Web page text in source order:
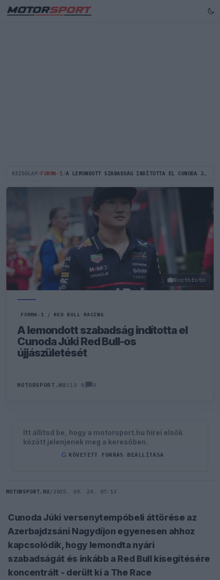
KEZDŐLAP FORMA-1 A LEMONDOTT SZABADSÁG INDÍTOTTA EL CUNODA JÚKI RED BULL-OS ÚJJÁSZÜLETÉSÉT
Northfoto
FORMA-1 / RED BULL RACING
A lemondott szabadság indította el
Cunoda Júki Red Bull-os
újjászületését
MOTORSPORT.HU318 N 0
Itt állítsd be, hogy a motorsport.hu hírei elsők
között jelenjenek meg a keresőben.
G KÖVETETT FORRÁS BEÁLLÍTÁSA
MOTORSPORT.HU / 2025. 09. 24. 07:13
Cunoda Júki versenytempóbeli áttörése az
Azerbajdzsáni Nagydíjon egyenesen ahhoz
kapcsolódik, hogy lemondta nyári
szabadságát és inkább a Red Bull kisegítésére
koncentrált - derült ki a The Race